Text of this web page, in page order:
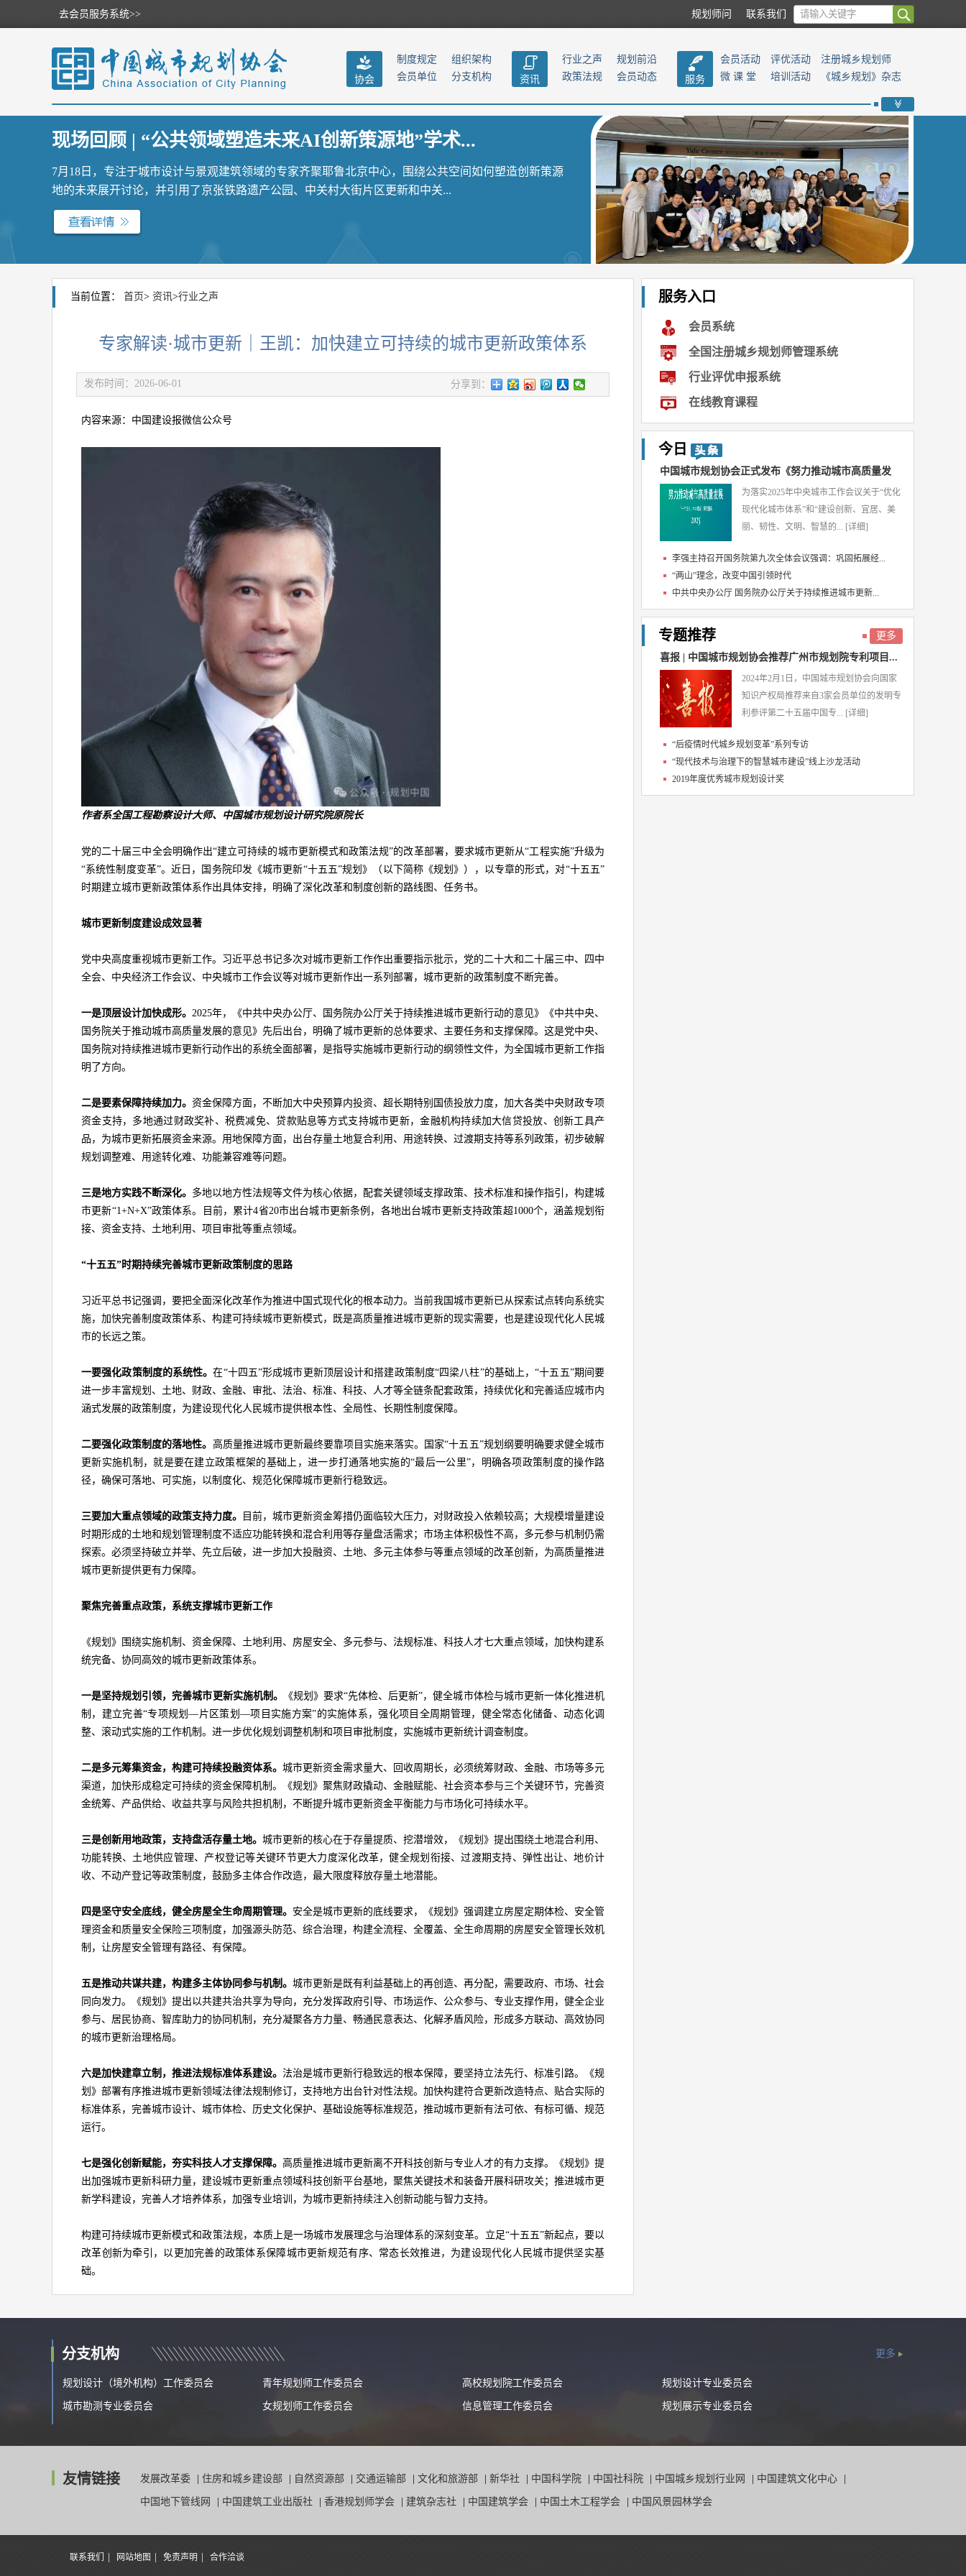
去会员服务系统>> 联系我们
规划师问
协会
制度规定
组织架构
会员单位
分支机构 资讯
行业之声
规划前沿
政策法规
会员动态 服务
会员活动 评优活动
注册城乡规划师
微 课 堂
培训活动 《城乡规划》杂志
>>
现场回顾 | “公共领域塑造未来AI创新策源地”学术...
7月18日，专注于城市设计与景观建筑领域的专家齐聚耶鲁北京中心，围绕公共空间如何塑造创新策源
地的未来展开讨论，并引用了京张铁路遗产公园、中关村大街片区更新和中关...
当前位置： 首页> 资讯>行业之声
专家解读·城市更新｜王凯：加快建立可持续的城市更新政策体系
发布时间：2026-06-01 分享到：
内容来源：中国建设报微信公众号
作者系全国工程勘察设计大师、中国城市规划设计研究院原院长
党的二十届三中全会明确作出“建立可持续的城市更新模式和政策法规”的改革部署，要求城市更新从“工程实施”升级为
“系统性制度变革”。近日，国务院印发《城市更新“十五五”规划》（以下简称《规划》），以专章的形式，对“十五五”
时期建立城市更新政策体系作出具体安排，明确了深化改革和制度创新的路线图、任务书。
城市更新制度建设成效显著
党中央高度重视城市更新工作。习近平总书记多次对城市更新工作作出重要指示批示，党的二十大和二十届三中、四中
全会、中央经济工作会议、中央城市工作会议等对城市更新作出一系列部署，城市更新的政策制度不断完善。
一是顶层设计加快成形。 2025年，《中共中央办公厅、国务院办公厅关于持续推进城市更新行动的意见》《中共中央、
国务院关于推动城市高质量发展的意见》先后出台，明确了城市更新的总体要求、主要任务和支撑保障。这是党中央、
国务院对持续推进城市更新行动作出的系统全面部署，是指导实施城市更新行动的纲领性文件，为全国城市更新工作指
明了方向。
二是要素保障持续加力。 资金保障方面，不断加大中央预算内投资、超长期特别国债投放力度，加大各类中央财政专项
资金支持，多地通过财政奖补、税费减免、贷款贴息等方式支持城市更新，金融机构持续加大信贷投放、创新工具产
品，为城市更新拓展资金来源。用地保障方面，出台存量土地复合利用、用途转换、过渡期支持等系列政策，初步破解
规划调整难、用途转化难、功能兼容难等问题。
三是地方实践不断深化。 多地以地方性法规等文件为核心依据，配套关键领域支撑政策、技术标准和操作指引，构建城
市更新“1+N+X”政策体系。目前，累计4省20市出台城市更新条例，各地出台城市更新支持政策超1000个，涵盖规划衔
接、资金支持、土地利用、项目审批等重点领域。
“十五五”时期持续完善城市更新政策制度的思路
习近平总书记强调，要把全面深化改革作为推进中国式现代化的根本动力。当前我国城市更新已从探索试点转向系统实
施，加快完善制度政策体系、构建可持续城市更新模式，既是高质量推进城市更新的现实需要，也是建设现代化人民城
市的长远之策。
一要强化政策制度的系统性。在“十四五”形成城市更新顶层设计和搭建政策制度“四梁八柱”的基础上，“十五五”期间要
进一步丰富规划、土地、财政、金融、审批、法治、标准、科技、人才等全链条配套政策，持续优化和完善适应城市内
涵式发展的政策制度，为建设现代化人民城市提供根本性、全局性、长期性制度保障。
二要强化政策制度的落地性。 高质量推进城市更新最终要靠项目实施来落实。国家“十五五”规划纲要明确要求健全城市
更新实施机制，就是要在建立政策框架的基础上，进一步打通落地实施的“最后一公里”，明确各项政策制度的操作路
径，确保可落地、可实施，以制度化、规范化保障城市更新行稳致远。
三要加大重点领域的政策支持力度。
目前，城市更新资金筹措仍面临较大压力，对财政投入依赖较高；大规模增量建设
时期形成的土地和规划管理制度不适应功能转换和混合利用等存量盘活需求；市场主体积极性不高，多元参与机制仍需
探索。必须坚持破立并举、先立后破，进一步加大投融资、土地、多元主体参与等重点领域的改革创新，为高质量推进
城市更新提供更有力保障。
聚焦完善重点政策，系统支撑城市更新工作
《规划》围绕实施机制、资金保障、土地利用、房屋安全、多元参与、法规标准、科技人才七大重点领域，加快构建系
统完备、协同高效的城市更新政策体系。
一是坚持规划引领，完善城市更新实施机制。
《规划》要求“先体检、后更新”，健全城市体检与城市更新一体化推进机
制，建立完善“专项规划—片区策划—项目实施方案”的实施体系，强化项目全周期管理，健全常态化储备、动态化调
整、滚动式实施的工作机制。进一步优化规划调整机制和项目审批制度，实施城市更新统计调查制度。
二是多元筹集资金，构建可持续投融资体系。 城市更新资金需求量大、回收周期长，必须统筹财政、金融、市场等多元
渠道，加快形成稳定可持续的资金保障机制。《规划》聚焦财政撬动、金融赋能、社会资本参与三个关键环节，完善资
金统筹、产品供给、收益共享与风险共担机制，不断提升城市更新资金平衡能力与市场化可持续水平。
三是创新用地政策，支持盘活存量土地。 城市更新的核心在于存量提质、挖潜增效，《规划》提出围绕土地混合利用、
功能转换、土地供应管理、产权登记等关键环节更大力度深化改革，健全规划衔接、过渡期支持、弹性出让、地价计
收、不动产登记等政策制度，鼓励多主体合作改造，最大限度释放存量土地潜能。
四是坚守安全底线，健全房屋全生命周期管理。 安全是城市更新的底线要求，《规划》强调建立房屋定期体检、安全管
理资金和质量安全保险三项制度，加强源头防范、综合治理，构建全流程、全覆盖、全生命周期的房屋安全管理长效机
制，让房屋安全管理有路径、有保障。
五是推动共谋共建，构建多主体协同参与机制。 城市更新是既有利益基础上的再创造、再分配，需要政府、市场、社会
同向发力。《规划》提出以共建共治共享为导向，充分发挥政府引导、市场运作、公众参与、专业支撑作用，健全企业
参与、居民协商、智库助力的协同机制，充分凝聚各方力量、畅通民意表达、化解矛盾风险，形成多方联动、高效协同
的城市更新治理格局。
六是加快建章立制，推进法规标准体系建设。 法治是城市更新行稳致远的根本保障，要坚持立法先行、标准引路。《规
划》部署有序推进城市更新领域法律法规制修订，支持地方出台针对性法规。加快构建符合更新改造特点、贴合实际的
标准体系，完善城市设计、城市体检、历史文化保护、基础设施等标准规范，推动城市更新有法可依、有标可循、规范
运行。
七是强化创新赋能，夯实科技人才支撑保障。 高质量推进城市更新离不开科技创新与专业人才的有力支撑。《规划》提
出加强城市更新科研力量，建设城市更新重点领域科技创新平台基地，聚焦关键技术和装备开展科研攻关；推进城市更
新学科建设，完善人才培养体系，加强专业培训，为城市更新持续注入创新动能与智力支持。
构建可持续城市更新模式和政策法规，本质上是一场城市发展理念与治理体系的深刻变革。立足“十五五”新起点，要以
改革创新为牵引，以更加完善的政策体系保障城市更新规范有序、常态长效推进，为建设现代化人民城市提供坚实基
础。
服务入口
会员系统
全国注册城乡规划师管理系统
行业评优申报系统
在线教育课程
今日
中国城市规划协会正式发布《努力推动城市高质量发
展...
为落实2025年中央城市工作会议关于“优化
现代化城市体系”和“建设创新、宜居、美
丽、韧性、文明、智慧的... [详细]
李强主持召开国务院第九次全体会议强调：巩固拓展经...
“两山”理念，改变中国引领时代
中共中央办公厅 国务院办公厅关于持续推进城市更新...
专题推荐
更多
喜报 | 中国城市规划协会推荐广州市规划院专利项目...
2024年2月1日，中国城市规划协会向国家
知识产权局推荐来自3家会员单位的发明专
利参评第二十五届中国专... [详细]
“后疫情时代城乡规划变革”系列专访
“现代技术与治理下的智慧城市建设”线上沙龙活动
2019年度优秀城市规划设计奖
分支机构 更多
规划设计（境外机构）工作委员会 青年规划师工作委员会 高校规划院工作委员会 规划设计专业委员会
城市勘测专业委员会 女规划师工作委员会 信息管理工作委员会 规划展示专业委员会
友情链接 发展改革委 住房和城乡建设部 自然资源部 交通运输部 文化和旅游部 新华社 中国科学院 中国社科院 中国城乡规划行业网 中国建筑文化中心
中国地下管线网 中国建筑工业出版社 香港规划师学会 建筑杂志社 中国建筑学会 中国土木工程学会 中国风景园林学会
联系我们 网站地图 免责声明 合作洽谈